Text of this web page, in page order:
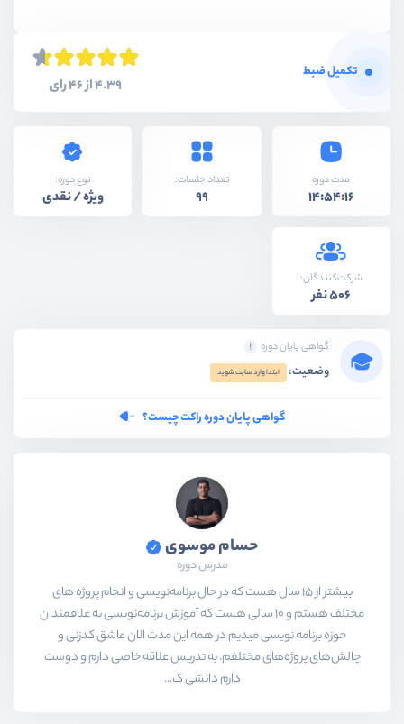
تکمیل ضبط
4.39 از 46 رای
مدت دوره
14:54:16
تعداد جلسات:
99
نوع دوره:
ویژه / نقدی
شرکت‌کنندگان:
506 نفر
گواهی پایان دوره
وضعیت: ابتدا وارد سایت شوید
گواهی پایان دوره راکت چیست؟
حسام موسوی
مدرس دوره
بیشتر از ۱۵ سال هست که در حال برنامه‌نویسی و انجام پروژه های
مختلف هستم و ۱۰ سالی هست که آموزش برنامه‌نویسی به علاقمندان
حوزه برنامه نویسی میدیم در همه این مدت الان عاشق کدزنی و
چالش‌های پروژه‌های مختلفم. به تدریس علاقه خاصی دارم و دوست
دارم دانشی ک...